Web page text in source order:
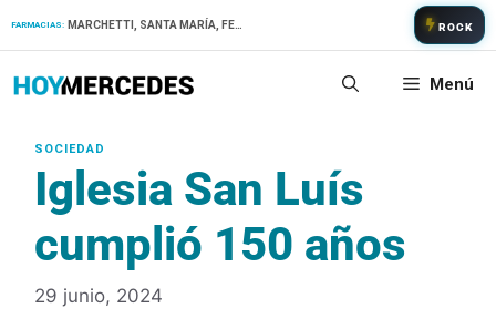
FARMACIAS: ROCK
Menú
Iglesia San Luís
cumplió 150 años
29 junio, 2024